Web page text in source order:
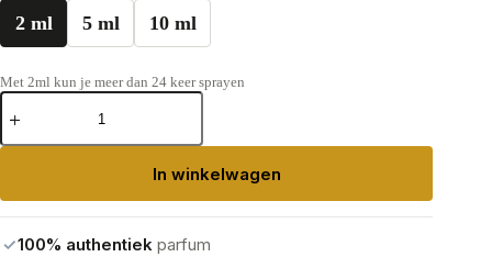
2 ml 5 ml 10 ml
Met 2ml kun je meer dan 24 keer sprayen
Yves
Saint
Libre
In winkelwagen
✓100% authentiek parfum